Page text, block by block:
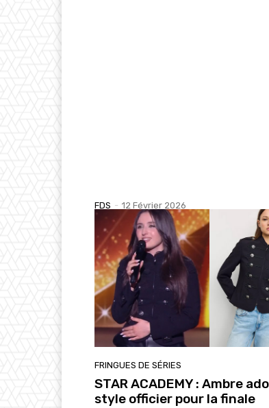
FDS - 12 Février 2026
FRINGUES DE SÉRIES
STAR ACADEMY : Ambre
style officier pour la finale